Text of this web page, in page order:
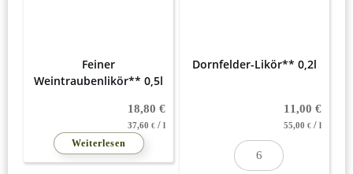
Feiner
Weintraubenlikör** 0,5l
18,80€
37,60€ /l
Weiterlesen
Dornfelder-Likör** 0,2l
11,00 €
55,00 € / l
Testprodukt
Menge